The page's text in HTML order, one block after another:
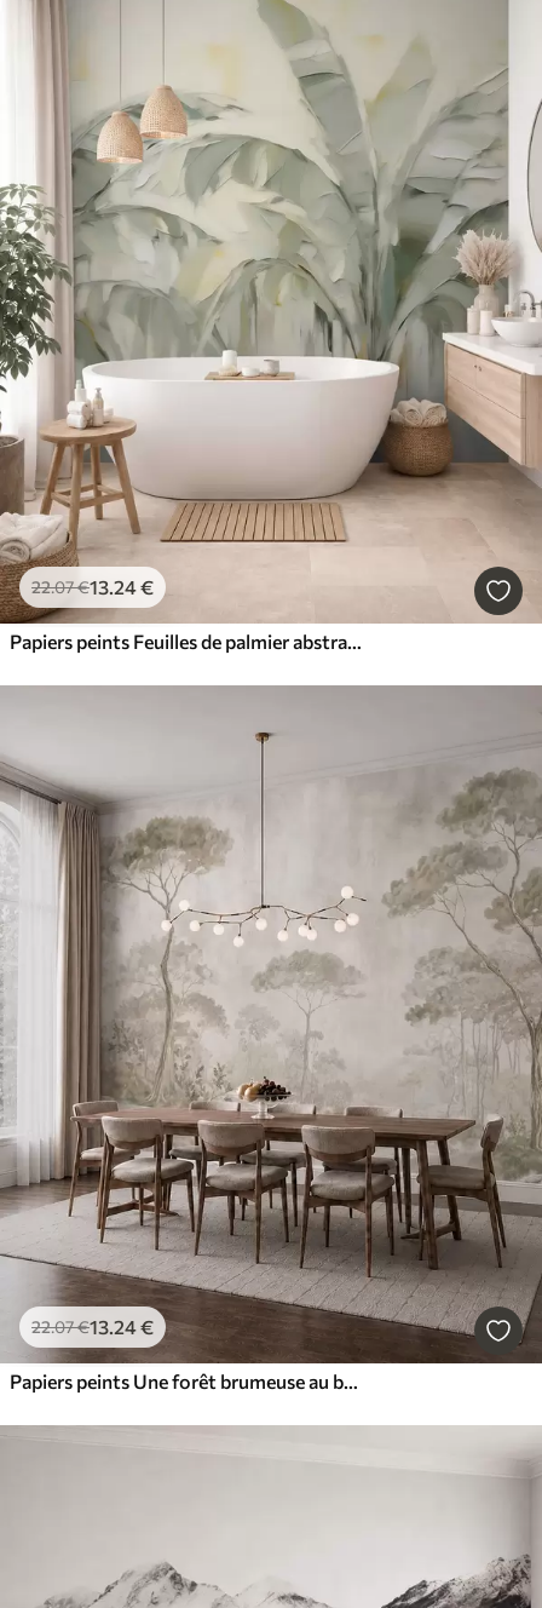
22.07€13.24€
Papiers peints Feuilles de palmier abstraites, imitation de peinture
22.07€13.24€
Papiers peints Une forêt brumeuse au bord d'un plan d'eau paisible, dans des tons pastel naturels et doux